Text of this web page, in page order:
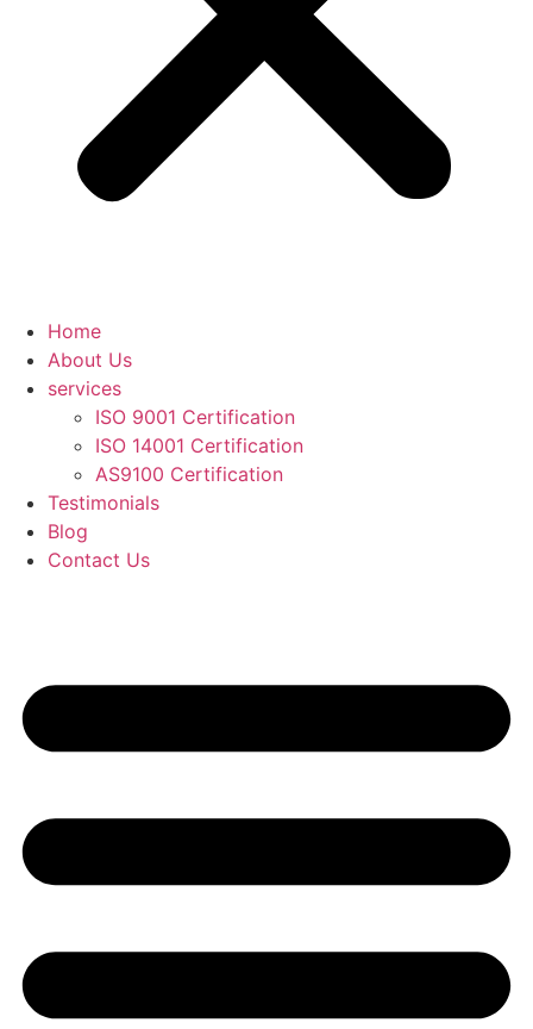
Home
About Us
services
ISO 9001 Certification
ISO 14001 Certification
AS9100 Certification
Testimonials
Blog
Contact Us